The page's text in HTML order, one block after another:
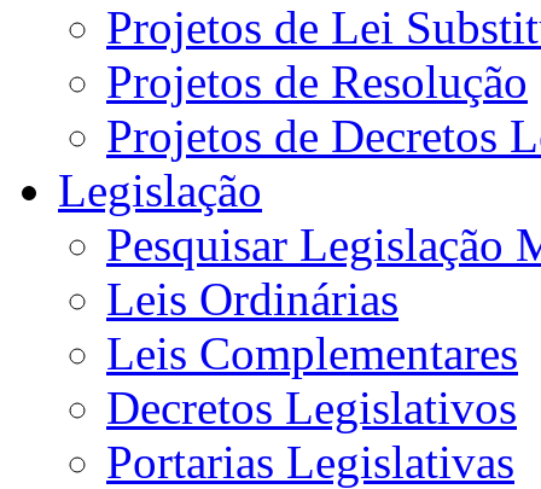
Projetos de Lei
Projetos de Resolução
Projetos de Decretos
Legislação
Pesquisar Legislação
Leis Ordinárias
Leis Complementares
Decretos Legislativos
Portarias Legislativas